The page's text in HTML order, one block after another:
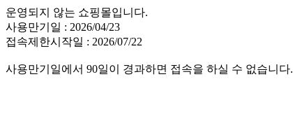
운영되지 않는 쇼핑몰입니다.
사용만기일 : 2026/04/23
접속제한시작일 : 2026/07/22
사용만기일에서 90일이 경과하면 접속을 하실 수 없습니다.